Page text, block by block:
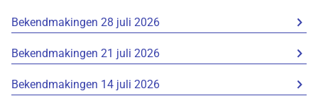
Bekendmakingen 28 juli 2026
Bekendmakingen 21 juli 2026
Bekendmakingen 14 juli 2026